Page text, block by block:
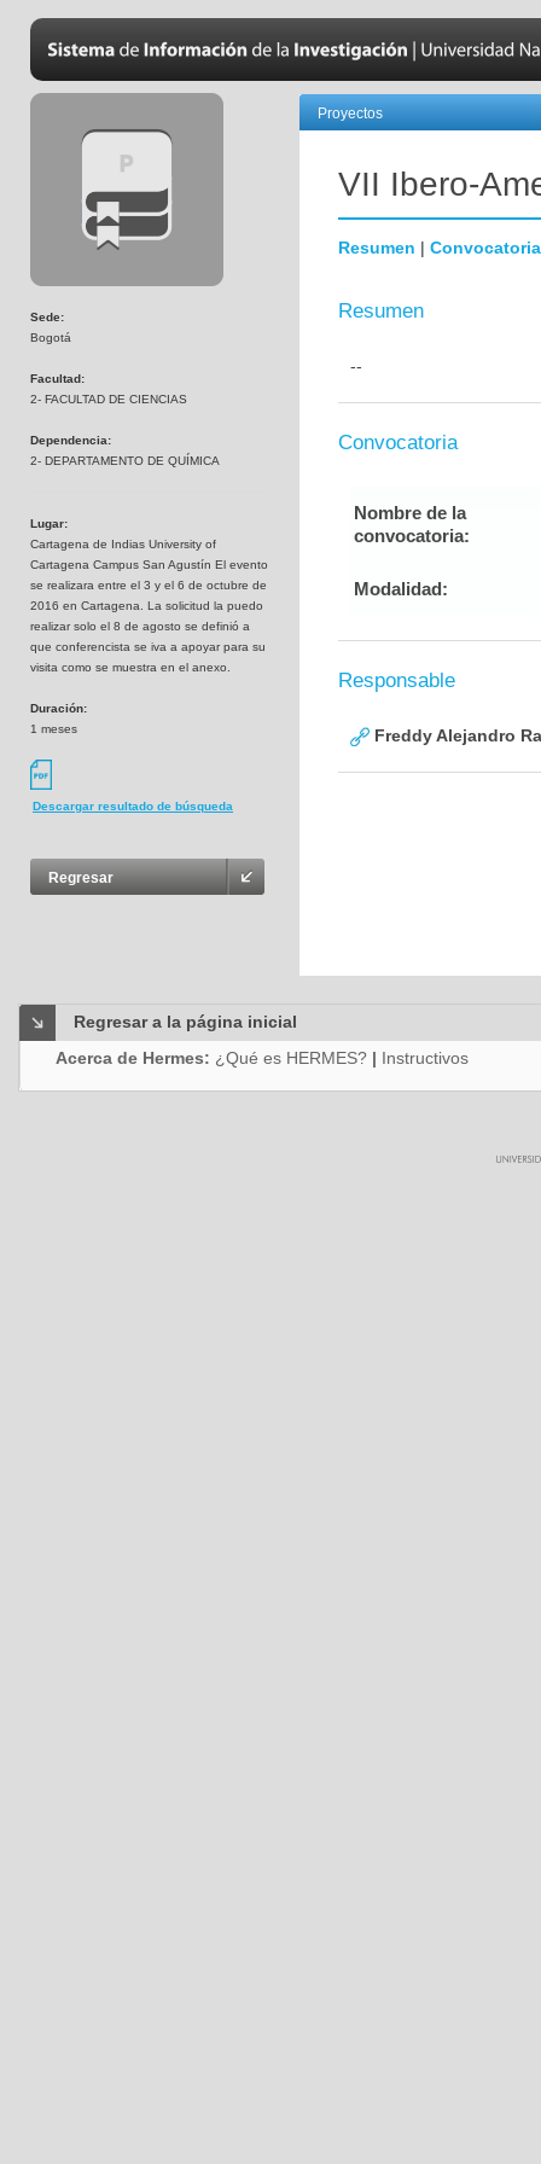
Sede:
Bogotá
Facultad:
2- FACULTAD DE CIENCIAS
Dependencia:
2- DEPARTAMENTO DE QUÍMICA
Lugar:
Cartagena de Indias University of
Cartagena Campus San Agustín El evento
se realizara entre el 3 y el 6 de octubre de
2016 en Cartagena. La solicitud la puedo
realizar solo el 8 de agosto se definió a
que conferencista se iva a apoyar para su
visita como se muestra en el anexo.
Duración:
1 meses
Descargar resultado de búsqueda
Regresar
Proyectos
VII Ibero-
Resumen | Convocatoria
Resumen
--
Convocatoria
Nombre de la
convocatoria:
Modalidad:
Responsable
Freddy Alejandro
Regresar a la página inicial
Acerca de Hermes: ¿Qué es HERMES? | Instructivos